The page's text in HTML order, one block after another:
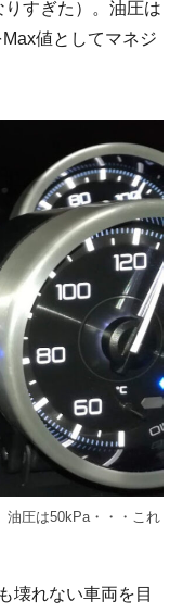
すぎた）。油圧は
値としてマネジ
油圧は50kPa・・・これ
壊れない車両を目